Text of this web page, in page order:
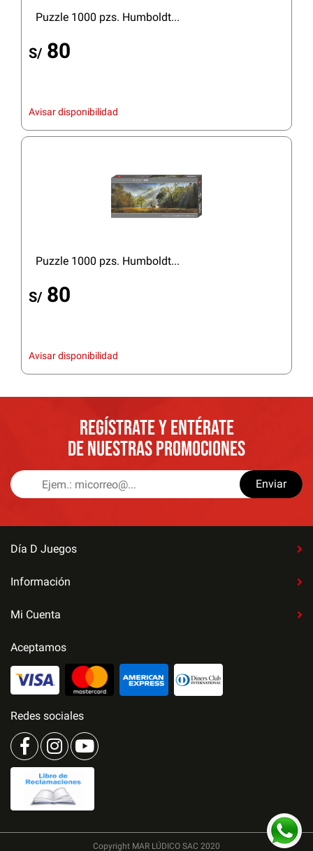
Puzzle 1000 pzs. Humboldt...
S/ 80
Avisar disponibilidad
Puzzle 1000 pzs. Humboldt...
S/ 80
Avisar disponibilidad
REGÍSTRATE Y ENTÉRATE
DE NUESTRAS PROMOCIONES
Enviar
Día D Juegos
Información
Mi Cuenta
Aceptamos
Redes sociales
Copyright MAR LÚDICO SAC 2020